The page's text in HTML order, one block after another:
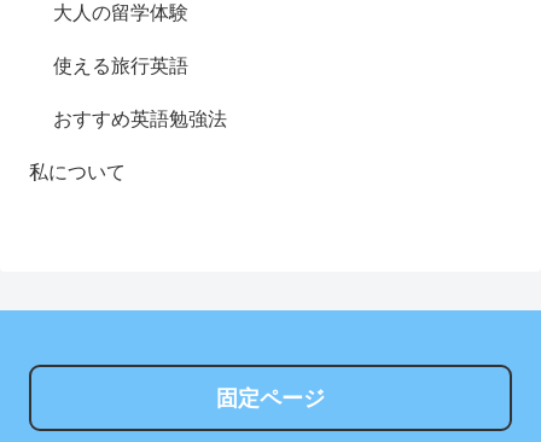
大人の留学体験
使える旅行英語
おすすめ英語勉強法
私について
固定ページ